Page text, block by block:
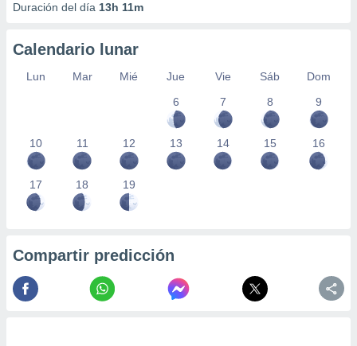
Duración del día 13h 11m
Calendario lunar
Lun Mar Mié Jue Vie Sáb
Dom
6
7 8 9
10 11 12 13 14 15 16
17 18 19
Compartir predicción